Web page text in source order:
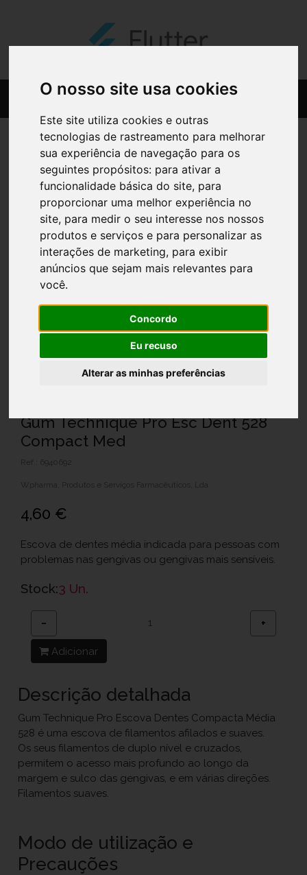
O nosso site usa cookies
Este site utiliza cookies e outras
tecnologias de rastreamento para melhorar
sua experiência de navegação para os
seguintes propósitos: para ativar a
funcionalidade básica do site, para
proporcionar uma melhor experiência no
site, para medir o seu interesse nos nossos
produtos e serviços e para personalizar as
interações de marketing, para exibir
anúncios que sejam mais relevantes para
você.
Concordo
Eu recuso
Alterar as minhas preferências
Gum Technique Pro Esc Dent 528
Compact Med
Ref.: 6940692
Wpharma, Produtos e Serviços Farmacêuticos, Lda
4,60 €
Escova de dentes média indicada para pessoas com
problemas nas gengivas ou gengivas mais sensíveis.
Stock:3 Un.
− +
Adicionar
Descrição detalhada
Gum Technique Pro Escova Dentes Compacta Média
528 é uma escova de filamentos afilados e suaves.
Os seus filamentos de duplo nível e cruzados,
permitem o acesso mais profundo ao longo da
margem e sulco das gengivas, e em várias direções.
Filamentos suaves.
Modo de utilização e
Precauções